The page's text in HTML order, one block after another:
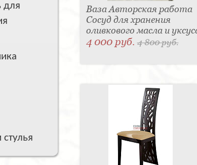
для
Ваза Авторская работа
Сосуд для хранения
оливкового масла и
4 000 руб.4 800 руб.